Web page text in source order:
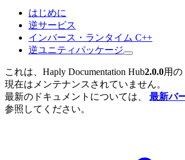
はじめに
逆サービス
インバース・ランタイム C++
逆ユニティパッケージ
これは、Haply Documentation Hub2.0.0用の
現在はメンテナンスされていません。
最新のドキュメントについては、 最新バ
参照してください。